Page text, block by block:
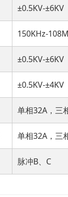
±0.5KV-±6KV
150KHz-
±0.5KV-±6KV
±0.5KV-±4KV
单相32A，三
单相32A，三
脉冲B、C